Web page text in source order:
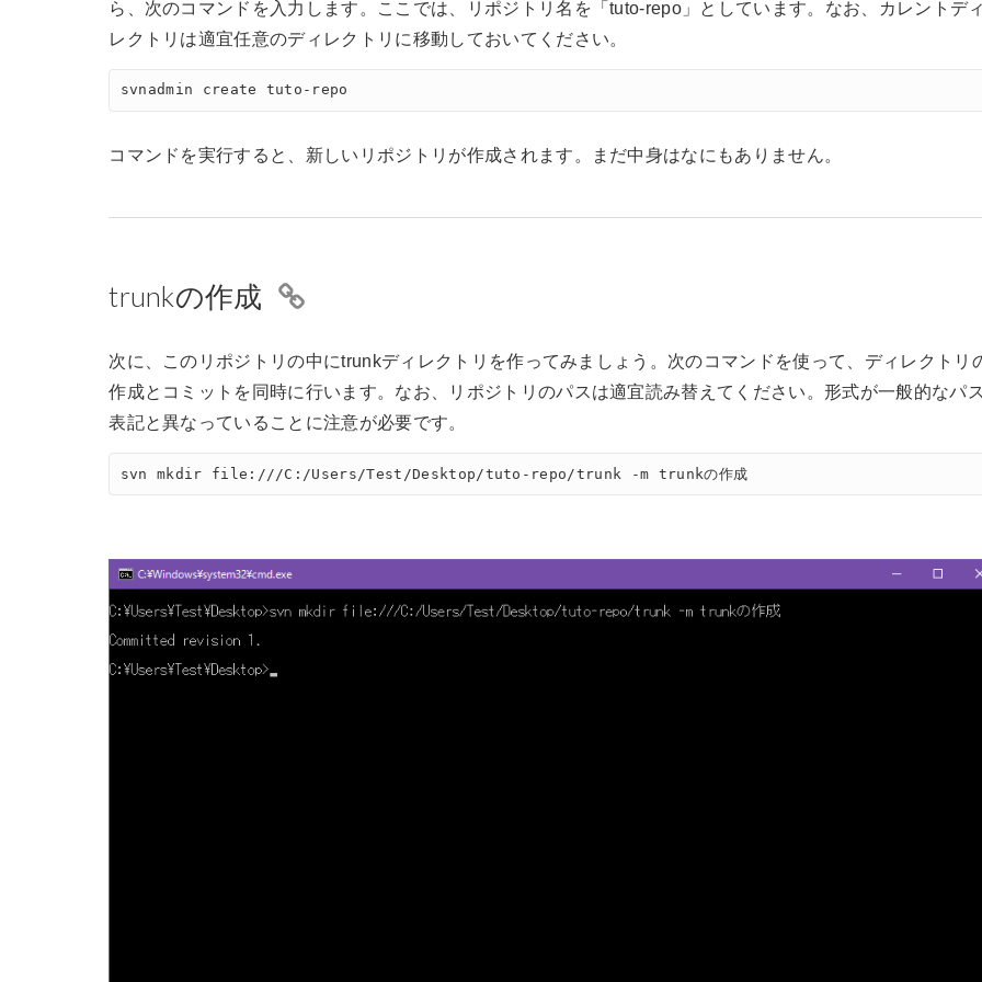
ら、次のコマンドを入力します。ここでは、リポジトリ名を「tuto-repo」としています。なお、カレントディ
レクトリは適宜任意のディレクトリに移動しておいてください。
svnadmin create tuto-repo
コマンドを実行すると、新しいリポジトリが作成されます。まだ中身はなにもありません。
trunkの作成
次に、このリポジトリの中にtrunkディレクトリを作ってみましょう。次のコマンドを使って、ディレクトリ
作成とコミットを同時に行います。なお、リポジトリのパスは適宜読み替えてください。形式が一般的なパス
表記と異なっていることに注意が必要です。
svn mkdir file:///C:/Users/Test/Desktop/tuto-repo/trunk -m trunkの作成